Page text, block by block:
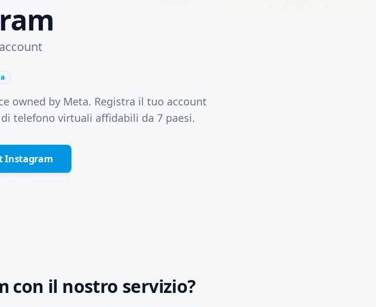
owned by Meta. Registra il tuo account
telefono virtuali affidabili da 7 paesi.
Instagram
con il nostro servizio?